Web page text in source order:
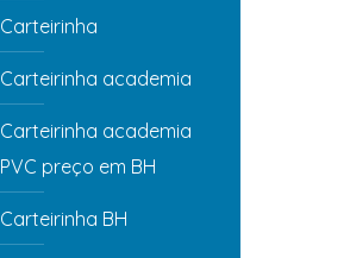
Carteirinha
Carteirinha academia
Carteirinha academia
PVC preço em BH
Carteirinha BH